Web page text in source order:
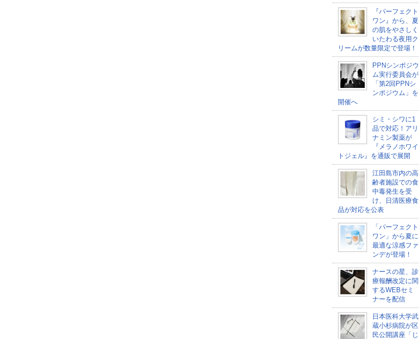
『パーフェクト
ワン』から、夏
の肌をやさしく
いたわる夜用ク
リームが数量限定で登場！
PPNシンポジウ
ム実行委員会が
「第2回PPNシ
ンポジウム」を
開催へ
シミ・シワに1
品で対応！アリ
ナミン製薬が
『メラノホワイ
トジェル』を通販で展開
江田島市内の高
齢者施設での食
中毒発生を受
け、日清医療食
品が対応を公表
「パーフェクト
ワン」から夏に
最適な涼感ファ
ンデが登場！
ナースの星、診
療報酬改定に関
するWEBセミ
ナーを配信
日本医科大学武
蔵小杉病院が区
民公開講座「じ